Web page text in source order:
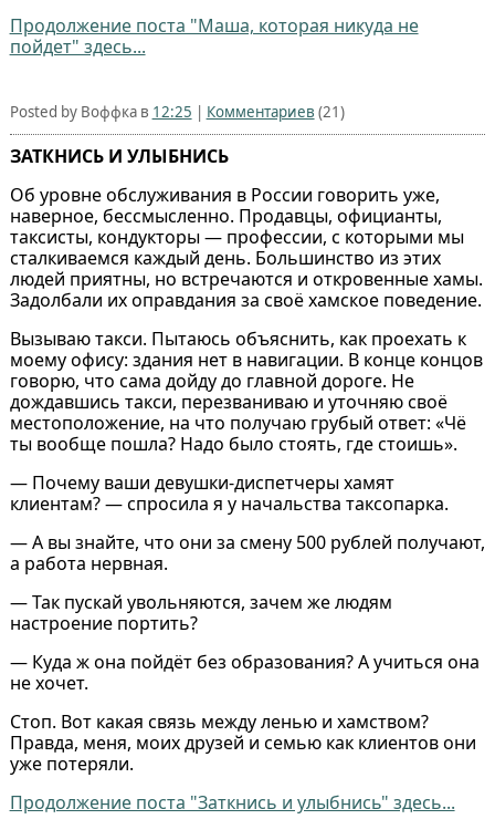
Продолжение поста "Маша, которая никуда не
пойдет" здесь...
Posted by Воффка в 12:25 | Комментариев (21)
ЗАТКНИСЬ И УЛЫБНИСЬ
Об уровне обслуживания в России говорить уже,
наверное, бессмысленно. Продавцы, официанты,
таксисты, кондукторы — профессии, с которыми мы
сталкиваемся каждый день. Большинство из этих
людей приятны, но встречаются и откровенные хамы.
Задолбали их оправдания за своё хамское поведение.
Вызываю такси. Пытаюсь объяснить, как проехать к
моему офису: здания нет в навигации. В конце концов
говорю, что сама дойду до главной дороге. Не
дождавшись такси, перезваниваю и уточняю своё
местоположение, на что получаю грубый ответ: «Чё
ты вообще пошла? Надо было стоять, где стоишь».
— Почему ваши девушки-диспетчеры хамят
клиентам? — спросила я у начальства таксопарка.
— А вы знайте, что они за смену 500 рублей получают,
а работа нервная.
— Так пускай увольняются, зачем же людям
настроение портить?
— Куда ж она пойдёт без образования? А учиться она
не хочет.
Стоп. Вот какая связь между ленью и хамством?
Правда, меня, моих друзей и семью как клиентов они
уже потеряли.
Продолжение поста "Заткнись и улыбнись" здесь...